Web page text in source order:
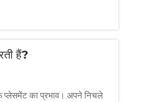
हैं?
प्लेसमेंट का प्रभाव। अपने निचले